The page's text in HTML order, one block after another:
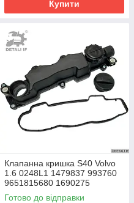
Купити
Клапанна кришка S40 Volvo
1.6 0248L1 1479837 993760
9651815680 1690275
31259241
Готово до відправки